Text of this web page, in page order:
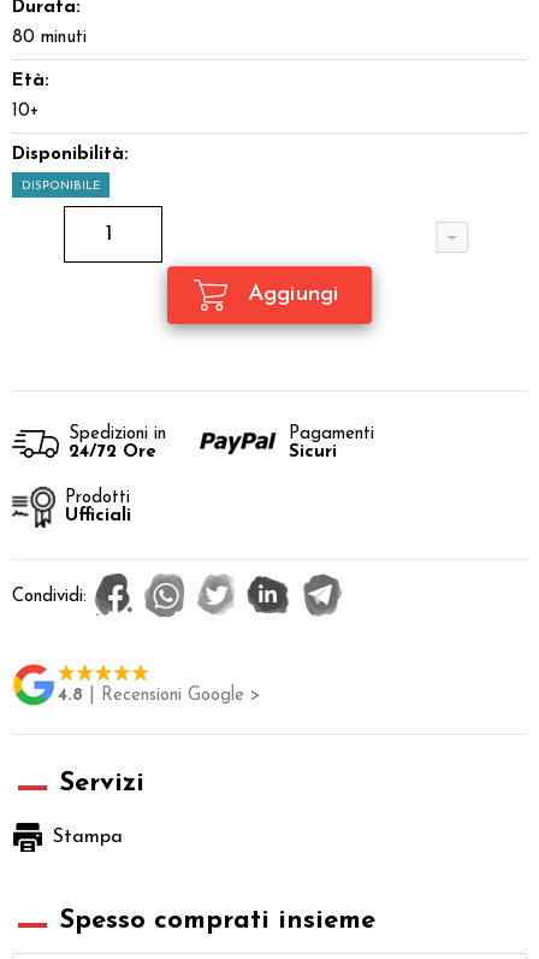
Durata:
80 minuti
Età:
10+
Disponibilità:
DISPONIBILE
Spedizioni in
24/72 Ore
Pagamenti
Sicuri
Prodotti
Ufficiali
Condividi:
4.8 | Recensioni Google >
Servizi
Stampa
Spesso comprati insieme